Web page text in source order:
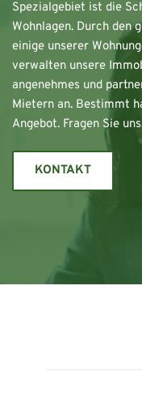
Spezialgebiet ist die
Wohnlagen. Durch den
einige unserer
verwalten unsere
angenehmes und
Mietern an. Bestimmt
Angebot. Fragen Sie
KONTAKT